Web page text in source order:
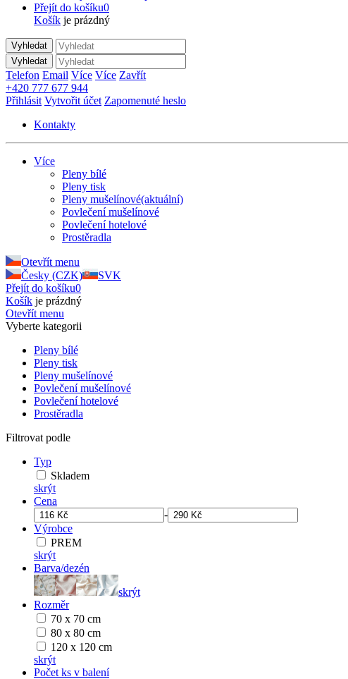
Přejít do košíku0
Košík je prázdný
Vyhledat
Vyhledat
Telefon Email Více Více Zavřít
+420 777 677 944
Přihlásit Vytvořit účet Zapomenuté heslo
Kontakty
Více
Pleny bílé
Pleny tisk
Pleny mušelínové(aktuální)
Povlečení mušelínové
Povlečení hotelové
Prostěradla
Otevřít menu
Česky (CZK)
SVK
Přejít do košíku0
Košík je prázdný
Otevřít menu
Vyberte kategorii
Pleny bílé
Pleny tisk
Pleny mušelínové
Povlečení mušelínové
Povlečení hotelové
Prostěradla
Filtrovat podle
Typ
Skladem
skrýt
Cena
-
Výrobce
PREM
skrýt
Barva/dezén
skrýt
Rozměr
70 x 70 cm
80 x 80 cm
120 x 120 cm
skrýt
Počet ks v balení